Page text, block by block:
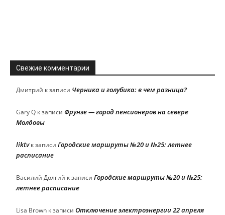
Свежие комментарии
Дмитрий к записи Черника и голубика: в чем разница?
Gary Q к записи Фрунзе — город пенсионеров на севере
Молдовы
liktvк записи Городские маршруты №20 и №25: летнее
расписание
Василий Долгий к записи Городские маршруты №20 и №25:
летнее расписание
Lisa Brown к записи Отключение электроэнергии 22 апреля